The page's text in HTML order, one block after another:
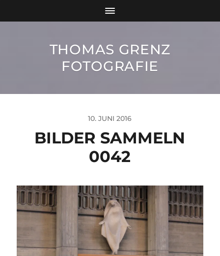
THOMAS GRENZ
FOTOGRAFIE
10. JUNI 2016
BILDER SAMMELN
0042